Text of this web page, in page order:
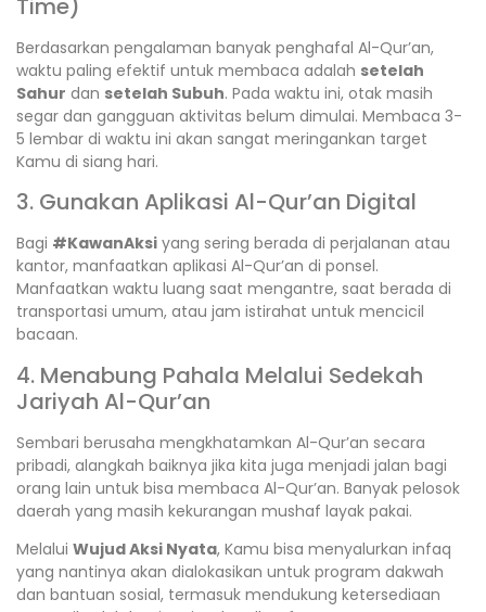
Time)
Berdasarkan pengalaman banyak penghafal Al-Qur’an,
waktu paling efektif untuk membaca adalah setelah
Sahur dan setelah Subuh. Pada waktu ini, otak masih
segar dan gangguan aktivitas belum dimulai. Membaca 3-
5 lembar di waktu ini akan sangat meringankan target
Kamu di siang hari.
3. Gunakan Aplikasi Al-Qur’an Digital
Bagi #KawanAksi yang sering berada di perjalanan atau
kantor, manfaatkan aplikasi Al-Qur’an di ponsel.
Manfaatkan waktu luang saat mengantre, saat berada di
transportasi umum, atau jam istirahat untuk mencicil
bacaan.
4. Menabung Pahala Melalui Sedekah
Jariyah Al-Qur’an
Sembari berusaha mengkhatamkan Al-Qur’an secara
pribadi, alangkah baiknya jika kita juga menjadi jalan bagi
orang lain untuk bisa membaca Al-Qur’an. Banyak pelosok
daerah yang masih kekurangan mushaf layak pakai.
Melalui Wujud Aksi Nyata, Kamu bisa menyalurkan infaq
yang nantinya akan dialokasikan untuk program dakwah
dan bantuan sosial, termasuk mendukung ketersediaan